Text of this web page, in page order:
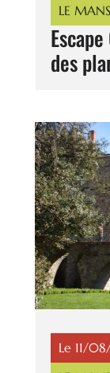
LE MANS
des
Le 11/